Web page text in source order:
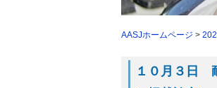
AASJホームページ >
１０月３日